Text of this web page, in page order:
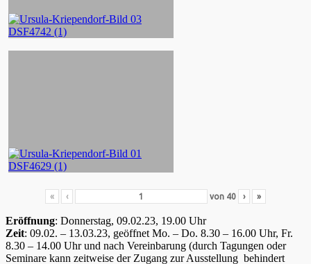
« ‹ von 40 › »
Eröffnung: Donnerstag, 09.02.23, 19.00 Uhr
Zeit: 09.02. – 13.03.23, geöffnet Mo. – Do. 8.30 – 16.00 Uhr, Fr.
8.30 – 14.00 Uhr und nach Vereinbarung (durch Tagungen oder
Seminare kann zeitweise der Zugang zur Ausstellung behindert